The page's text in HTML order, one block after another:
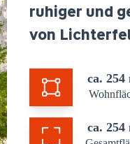
ruhiger und
von
ca. 254
ca. 254